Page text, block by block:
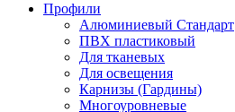
Профили
Алюминиевый Стандарт
ПВХ пластиковый
Для тканевых
Для освещения
Карнизы (Гардины)
Многоуровневые